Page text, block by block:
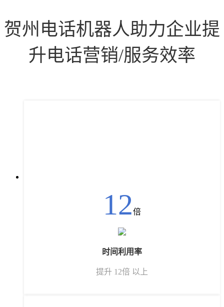
贺州电话机器人助力企业提
升电话营销/服务效率
12倍
时间利用率
提升 12倍 以上